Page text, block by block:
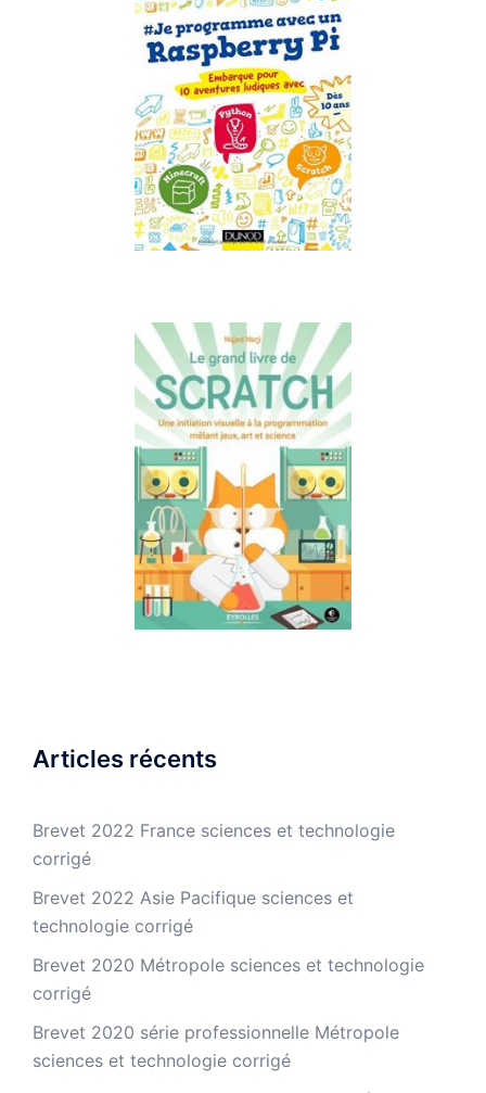
Articles récents
Brevet 2022 France sciences et technologie
corrigé
Brevet 2022 Asie Pacifique sciences et
technologie corrigé
Brevet 2020 Métropole sciences et technologie
corrigé
Brevet 2020 série professionnelle Métropole
sciences et technologie corrigé